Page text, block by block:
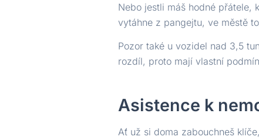
Nebo jestli máš hodné přátele,
vytáhne z pangejtu, ve městě
Pozor také u vozidel nad 3,5
rozdíl, proto mají vlastní
Asistence k
Ať už si doma zabouchneš